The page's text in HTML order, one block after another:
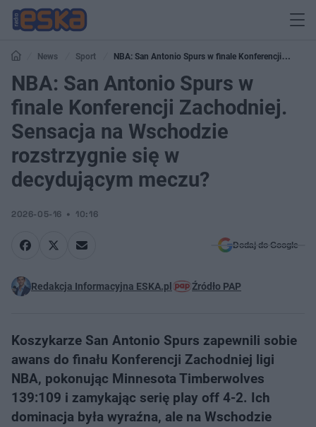
News Sport
NBA: San Antonio Spurs w finale Konferencji
Zachodniej. Sensacja na Wschodzie rozstrzygnie się w decydującym meczu?
NBA: San Antonio Spurs w
finale Konferencji Zachodniej.
Sensacja na Wschodzie
rozstrzygnie się w
decydującym meczu?
2026-05-16 10:16
Dodaj do Google
Redakcja Informacyjna ESKA.pl Źródło PAP
Koszykarze San Antonio Spurs zapewnili sobie
awans do finału Konferencji Zachodniej ligi
NBA, pokonując Minnesota Timberwolves
139:109 i zamykając serię play off 4-2. Ich
dominacja była wyraźna, ale na Wschodzie